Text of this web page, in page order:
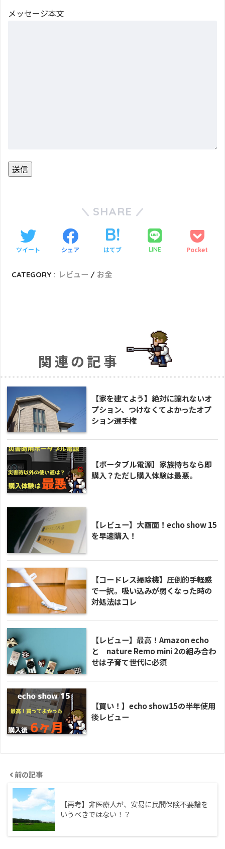
メッセージ本文
SHARE
ツイート シェア はてブ LINE Pocket
CATEGORY : レビュー お金
関連の記事
【家を建てよう】絶対に譲れないオ
プション、つけなくてよかったオプ
ション選手権
【ポータブル電源】家族持ちなら即
購入？ただし購入体験は最悪。
【レビュー】大画面！echo show 15
を早速購入！
【コードレス掃除機】圧倒的手軽感
で一択。吸い込みが弱くなった時の
対処法はコレ
【レビュー】最高！Amazon echo
と nature Remo mini 2の組み合わ
せは子育て世代に必須
【買い！】echo show15の半年使用
後レビュー
前の記事
【再考】非医療人が、安易に民間保険不要論を
いうべきではない！？